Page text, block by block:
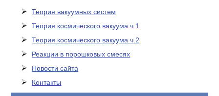
Теория вакуумных систем
Теория космического вакуума ч.1
Теория космического вакуума ч.2
Реакции в порошковых смесях
Новости сайта
Контакты